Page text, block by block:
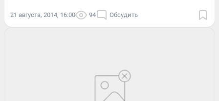
21 августа, 2014, 16:00 94 Обсудить